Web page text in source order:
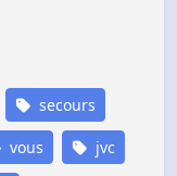
secours
vous jvc